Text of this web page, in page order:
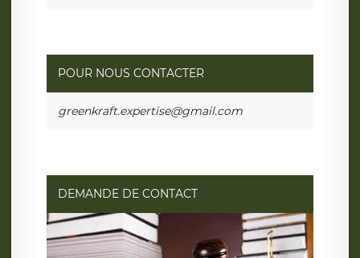
POUR NOUS CONTACTER
greenkraft.expertise@gmail.com
DEMANDE DE CONTACT